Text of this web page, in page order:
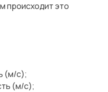
происходит это
(м/с);
(м/с);